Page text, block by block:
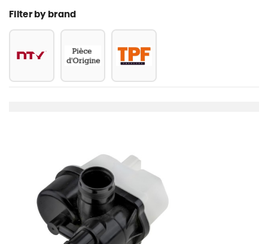
Filter by brand